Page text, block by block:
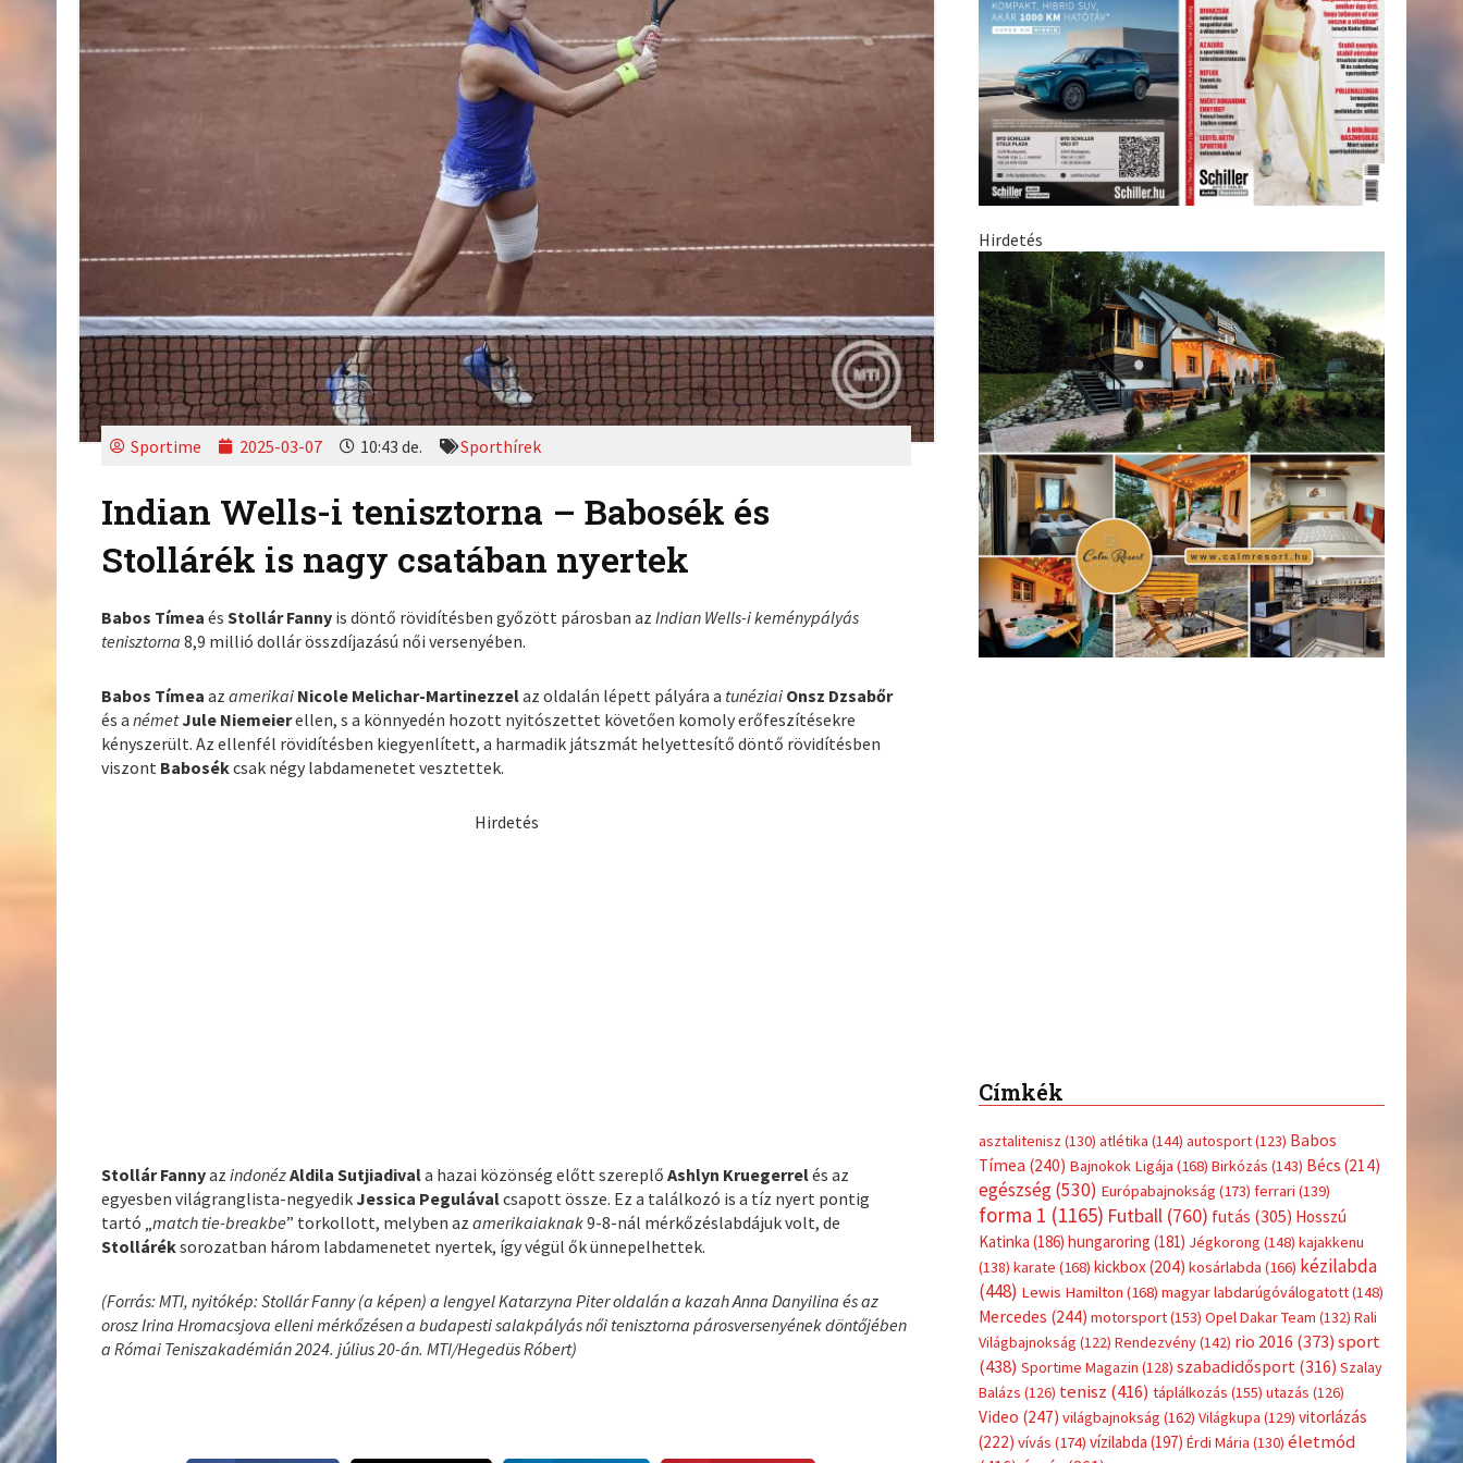
Sportime 2025-03-07 10:43 de. Sporthírek
Indian Wells-i tenisztorna – Babosék és
Stollárék is nagy csatában nyertek
Babos Tímea ésStollár Fanny is döntő rövidítésben győzött párosban azIndian Wells-i keménypályás
tenisztorna 8,9 millió dollár összdíjazású női versenyében.
Babos Tímea azamerikai Nicole Melichar-Martinezzelaz oldalán lépett pályára a tunéziai Onsz Dzsabőr
és anémetJule Niemeierellen, s a könnyedén hozott nyitószettet követően komoly erőfeszítésekre
kényszerült. Az ellenfél rövidítésben kiegyenlített, a harmadik játszmát helyettesítő döntő rövidítésben
viszont Babosékcsak négy labdamenetet vesztettek.
Hirdetés
Stollár FannyazindonézAldila Sutjiadivala hazai közönség előtt szereplőAshlyn Kruegerrelés az
egyesben világranglista-negyedikJessica Pegulávalcsapott össze. Ez a találkozó is a tíz nyert pontig
tartó „match tie-breakbe” torkollott, melyben azamerikaiaknak9-8-nál mérkőzéslabdájuk volt, de
Stolláréksorozatban három labdamenetet nyertek, így végül ők ünnepelhettek.
(Forrás: MTI, nyitókép: Stollár Fanny (a képen) a lengyel Katarzyna Piter oldalán a kazah Anna Danyilina és az
orosz Irina Hromacsjova elleni mérkőzésen a budapesti salakpályás női tenisztorna párosversenyének döntőjében
a Római Teniszakadémián 2024. július 20-án. MTI/Hegedüs Róbert)
Hirdetés
Címkék
asztalitenisz (130) atlétika (144) autosport(123) Babos
Tímea (240) Bajnokok Ligája (168) Birkózás (143) Bécs (214)
egészség(530) Európabajnokság (173) ferrari (139)
forma 1 (1165) Futball(760) futás (305) Hosszú
Katinka (186) hungaroring (181) Jégkorong (148) kajakkenu
(138) karate (168) kickbox(204) kosárlabda (166) kézilabda
(448) Lewis Hamilton (168) magyar labdarúgóválogatott(148)
Mercedes (244) motorsport(153) Opel Dakar Team (132) Rali
Világbajnokság (122) Rendezvény(142) rio 2016 (373) sport
(438) Sportime Magazin (128) szabadidősport (316) Szalay
Balázs (126) tenisz (416) táplálkozás (155) utazás (126)
Video (247) világbajnokság (162) Világkupa (129) vitorlázás
(222) vívás (174) vízilabda (197) Érdi Mária (130) életmód